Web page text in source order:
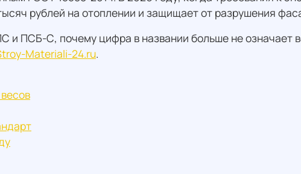
рублей на отоплении и защищает от разрушения
и ПСБ-С, почему цифра в названии больше не означает
Materiali-24.ru.